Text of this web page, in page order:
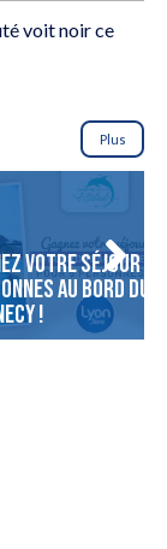
voit noir ce
Plus
votre séjour
au bord du
!